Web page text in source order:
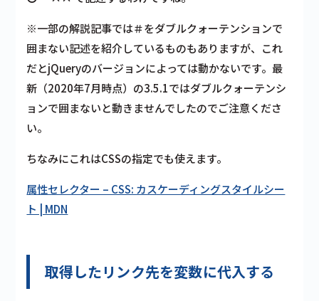
※一部の解説記事では＃をダブルクォーテンションで
囲まない記述を紹介しているものもありますが、これ
だとjQueryのバージョンによっては動かないです。最
新（2020年7月時点）の3.5.1ではダブルクォーテンシ
ョンで囲まないと動きませんでしたのでご注意くださ
い。
ちなみにこれはCSSの指定でも使えます。
属性セレクター – CSS: カスケーディングスタイルシー
ト | MDN
取得したリンク先を変数に代入する